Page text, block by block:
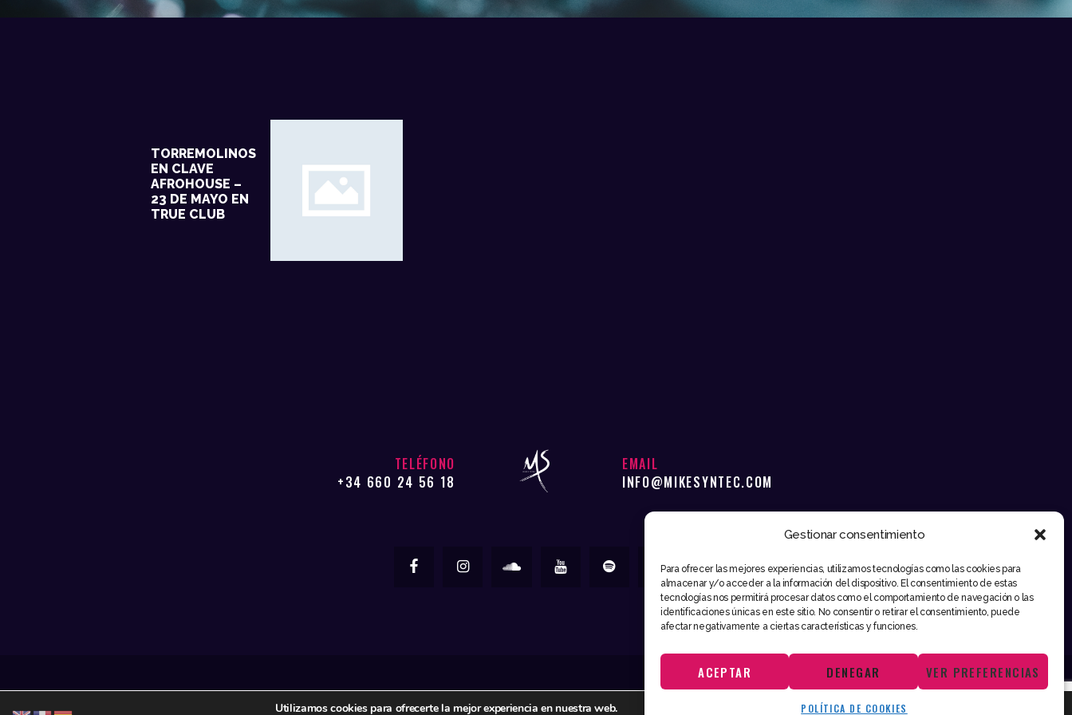
Gestionar consentimiento
Para ofrecer las mejores experiencias, utilizamos tecnologías como las cookies para
almacenar y/o acceder a la información del dispositivo. El consentimiento de estas
tecnologías nos permitirá procesar datos como el comportamiento de navegación o las
identificaciones únicas en este sitio. No consentir o retirar el consentimiento, puede
afectar negativamente a ciertas características y funciones.
ACEPTAR DENEGAR VER PREFERENCIAS
POLÍTICA DE COOKIES
TORREMOLINOS
EN CLAVE
AFROHOUSE –
23 DE MAYO EN
TRUE CLUB
TELÉFONO
+34 660 24 56 18
EMAIL
INFO@MIKESYNTEC.COM
Utilizamos cookies para ofrecerte la mejor experiencia en nuestra web.